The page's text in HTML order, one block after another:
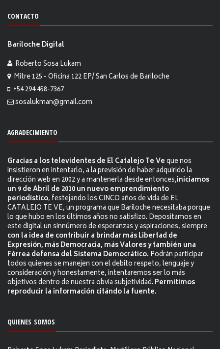
CONTACTO
Bariloche Digital
Roberto Sosa Lukam
Mitre 125 - Oficina 122 EP/ San Carlos de Bariloche
+54 294 458-7367
sosalukman@gmail.com
AGRADECIMIENTO
Gracias a los televidentes de El Catalejo Te Veque nos
insistieron en intentarlo, a la previsión de haber adquirido la
dirección web en 2002 y a mantenerla desde entonces,iniciamos
un 9 de Abril de 2010 un nuevo emprendimiento
periodístico, festejando los CINCO años de vida de EL
CATALEJO TE VE, un programa que Bariloche necesitaba porque
lo que hubo en los últimos años no satisfizo. Depositamos en
este digital un sinnúmero de esperanzas y aspiraciones, siempre
con la idea de contribuir a brindar más Libertad de
Expresión, más Democracia, más Valores y también una
Férrea defensa del Sistema Democrático. Podrán participar
todos quienes se manejen con el debito respeto, lenguaje y
consideración y honestamente, intentaremos ser lo más
objetivos dentro de nuestra obvia subjetividad. Permitimos
reproducir la información citándo la fuente.
QUIENES SOMOS